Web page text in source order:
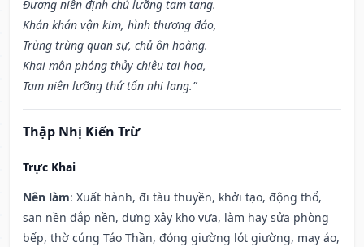
Đương niên định chủ lưỡng tam tang.
Khán khán vận kim, hình thương đáo,
Trùng trùng quan sự, chủ ôn hoàng.
Khai môn phóng thủy chiêu tai họa,
Tam niên lưỡng thứ tổn nhi lang.”
Thập Nhị Kiến Trừ
Trực Khai
Nên làm: Xuất hành, đi tàu thuyền, khởi tạo, động thổ,
san nền đắp nền, dựng xây kho vựa, làm hay sửa phòng
bếp, thờ cúng Táo Thần, đóng giường lót giường, may áo,